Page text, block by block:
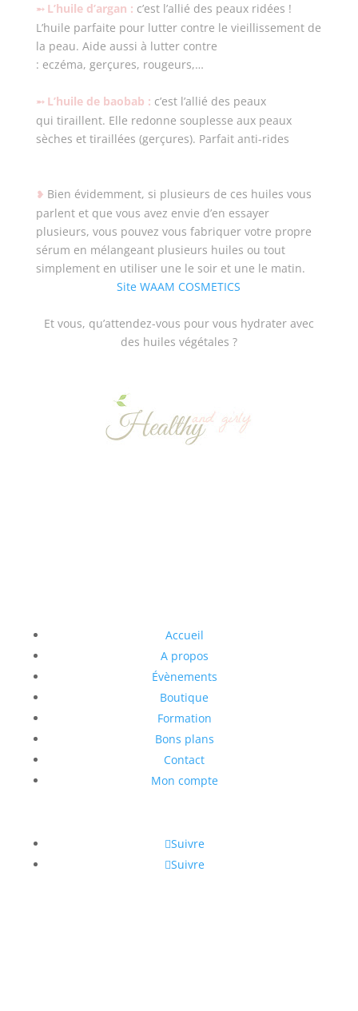
➵ L’huile d’argan : c’est l’allié des peaux ridées !
L’huile parfaite pour lutter contre le vieillissement de
la peau. Aide aussi à lutter contre
: eczéma, gerçures, rougeurs,…
➵ L’huile de baobab : c’est l’allié des peaux
qui tiraillent. Elle redonne souplesse aux peaux
sèches et tiraillées (gerçures). Parfait anti-rides
❥ Bien évidemment, si plusieurs de ces huiles vous
parlent et que vous avez envie d’en essayer
plusieurs, vous pouvez vous fabriquer votre propre
sérum en mélangeant plusieurs huiles ou tout
simplement en utiliser une le soir et une le matin.
Site WAAM COSMETICS
Et vous, qu’attendez-vous pour vous hydrater avec
des huiles végétales ?
Accueil
A propos
Évènements
Boutique
Formation
Bons plans
Contact
Mon compte
Suivre
Suivre